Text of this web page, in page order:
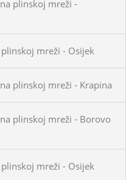
plinskoj mreži -
mreži - Osijek
plinskoj mreži - Krapina
plinskoj mreži - Borovo
mreži - Osijek